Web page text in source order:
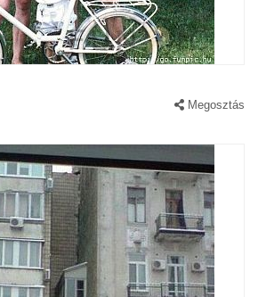
Megosztás